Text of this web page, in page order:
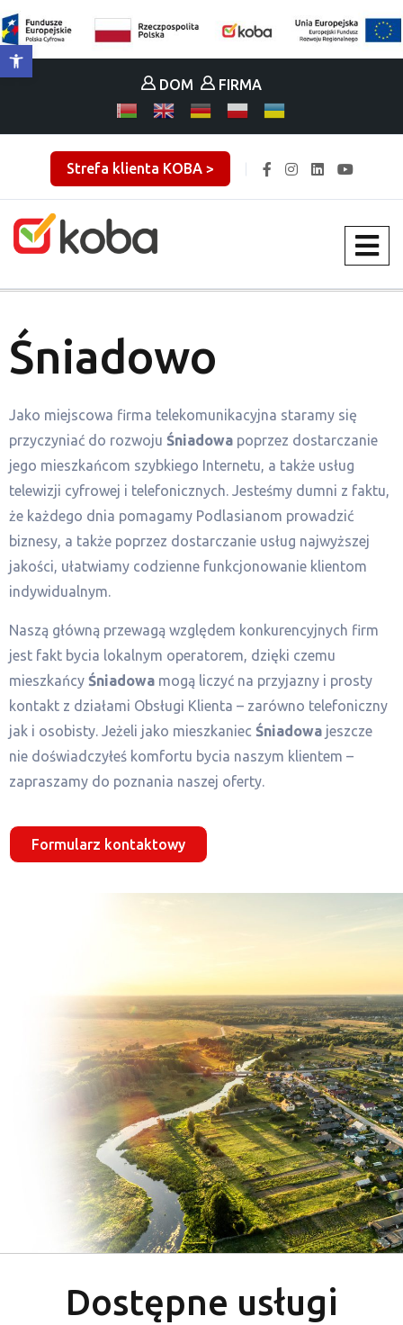
DOM FIRMA
Strefa klienta KOBA >
Śniadowo
Jako miejscowa firma telekomunikacyjna staramy się
przyczyniać do rozwoju Śniadowa poprzez dostarczanie
jego mieszkańcom szybkiego Internetu, a także usług
telewizji cyfrowej i telefonicznych. Jesteśmy dumni z faktu,
że każdego dnia pomagamy Podlasianom prowadzić
biznesy, a także poprzez dostarczanie usług najwyższej
jakości, ułatwiamy codzienne funkcjonowanie klientom
indywidualnym.
Naszą główną przewagą względem konkurencyjnych firm
jest fakt bycia lokalnym operatorem, dzięki czemu
mieszkańcy Śniadowa mogą liczyć na przyjazny i prosty
kontakt z działami Obsługi Klienta – zarówno telefoniczny
jak i osobisty. Jeżeli jako mieszkaniec Śniadowa jeszcze
nie doświadczyłeś komfortu bycia naszym klientem –
zapraszamy do poznania naszej oferty.
Formularz kontaktowy
Dostępne usługi
Otwórz pasek narzędzi